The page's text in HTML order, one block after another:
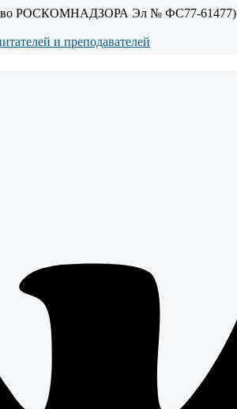
РОСКОМНАДЗОРА Эл № ФС77-61477)
и преподавателей